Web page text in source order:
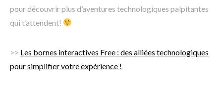
pour découvrir plus d’aventures technologiques palpitantes
qui t’attendent!
>> Les bornes interactives Free : des alliées technologiques
pour simplifier votre expérience !